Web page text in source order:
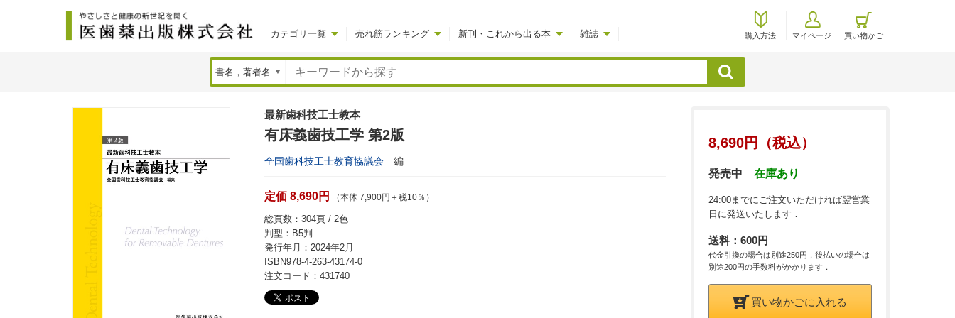
カテゴリ一覧 売れ筋ランキング 新刊・これから出る本 雑誌 購入方法 マイページ 買い物かご
検索
8,690円（税込）
発売中 在庫あり
24:00までにご注文いただければ翌営業
日に発送いたします．
送料：600円
代金引換の場合は別途250円，後払いの場合は
別途200円の手数料がかかります．
買い物かごに入れる
最新歯科技工士教本
有床義歯技工学 第2版
全国歯科技工士教育協議会 編
定価 8,690円 （本体 7,900円＋税10％）
総頁数：304頁 / 2色
判型：B5判
発行年月：2024年2月
ISBN978-4-263-43174-0
注文コード：431740